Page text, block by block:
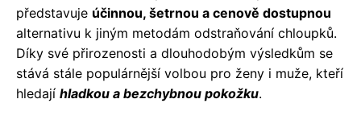
představuje účinnou, šetrnou a cenově dostupnou
alternativu k jiným metodám odstraňování chloupků.
Díky své přirozenosti a dlouhodobým výsledkům se
stává stále populárnější volbou pro ženy i muže, kteří
hledají hladkou a bezchybnou pokožku.